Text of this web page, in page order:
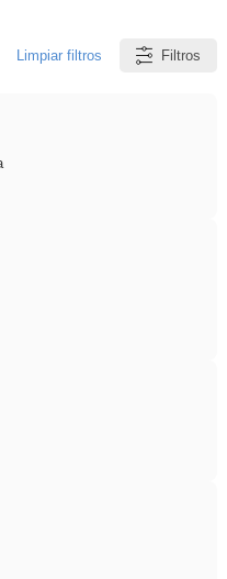
Limpiar filtros Filtros